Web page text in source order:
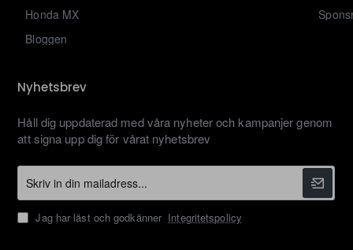
Honda MX
Bloggen
Nyhetsbrev
Håll dig uppdaterad med våra nyheter och kampanjer genom
att signa upp dig för vårat nyhetsbrev
Skriv
din
mailadress...
Jag har läst och godkänner Integritetspolicy